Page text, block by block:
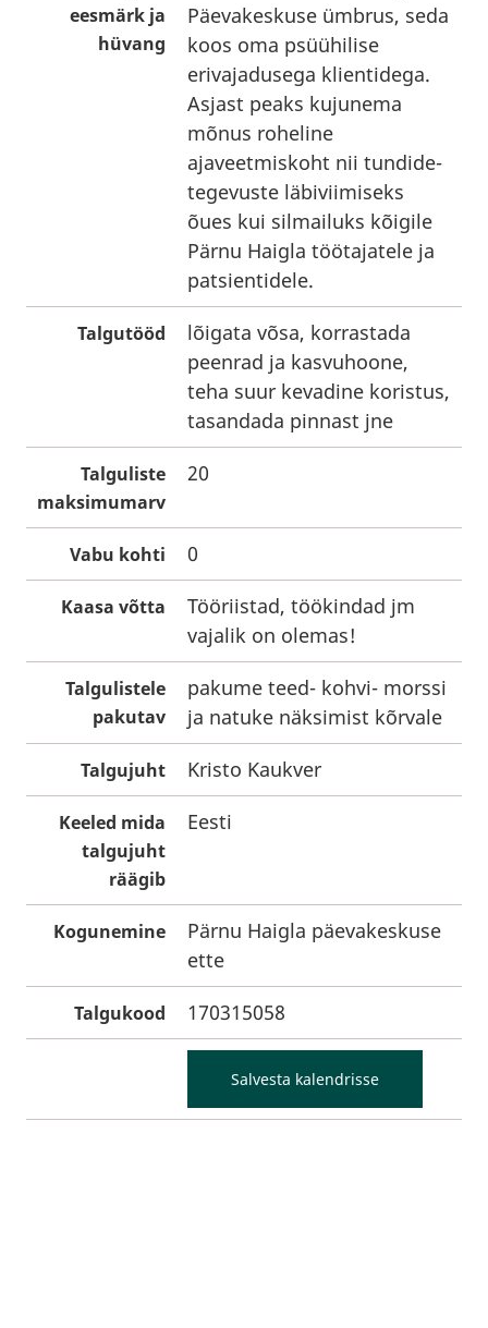
eesmärk ja
hüvang
Päevakeskuse ümbrus, seda
koos oma psüühilise
erivajadusega klientidega.
Asjast peaks kujunema
mõnus roheline
ajaveetmiskoht nii tundide-
tegevuste läbiviimiseks
õues kui silmailuks kõigile
Pärnu Haigla töötajatele ja
patsientidele.
Talgutööd
lõigata võsa, korrastada
peenrad ja kasvuhoone,
teha suur kevadine koristus,
tasandada pinnast jne
Talguliste
maksimumarv
20
Vabu kohti 0
Kaasa võtta
Tööriistad, töökindad jm
vajalik on olemas!
Talgulistele
pakutav
pakume teed- kohvi- morssi
ja natuke näksimist kõrvale
Talgujuht Kristo Kaukver
Keeled mida
talgujuht
räägib
Eesti
Kogunemine
Pärnu Haigla päevakeskuse
ette
Talgukood 170315058
Salvesta kalendrisse